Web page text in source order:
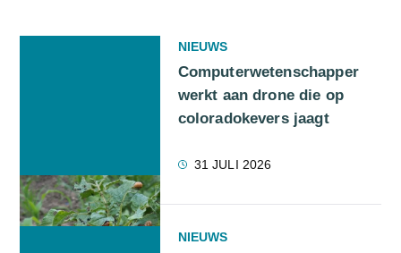
NIEUWS
Computerwetenschapper
werkt aan drone die op
coloradokevers jaagt
31 JULI 2026
NIEUWS